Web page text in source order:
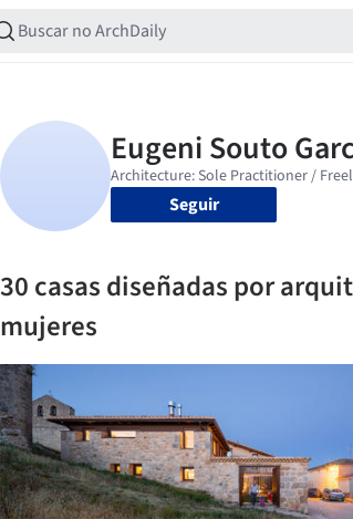
Seguir
30 casas diseñadas por
mujeres